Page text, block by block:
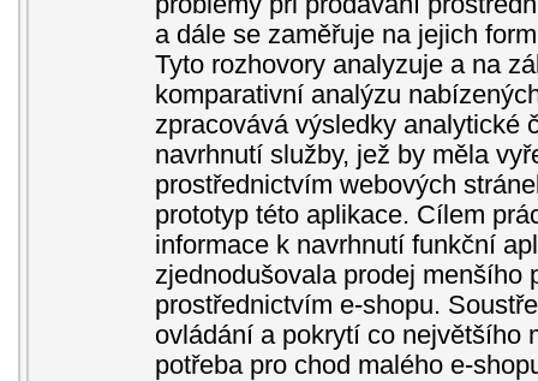
a dále se zaměřuje na jejich
Tyto rozhovory analyzuje a na
komparativní analýzu
zpracovává výsledky analytické
navrhnutí služby, jež by měla
prostřednictvím webových
prototyp této aplikace. Cílem
informace k navrhnutí funkční
zjednodušovala prodej menšího
prostřednictvím e-shopu.
ovládání a pokrytí co největšího
potřeba pro chod malého e-